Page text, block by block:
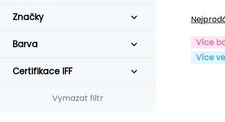
Značky
Barva
Certifikace IFF
Vymazat filtr
Více
Více